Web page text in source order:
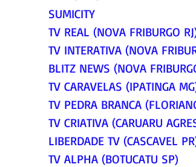
SUMICITY
TV REAL (NOVA FRIBURGO
TV INTERATIVA (NOVA
BLITZ NEWS (NOVA
TV CARAVELAS (IPATINGA
TV PEDRA BRANCA
TV CRIATIVA (CARUARU
LIBERDADE TV (CASCAVEL
TV ALPHA (BOTUCATU SP)